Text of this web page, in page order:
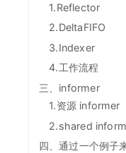
1.Reflector
2.DeltaFIFO
3.Indexer
4.工作流程
三、informer
1.资源 informer
2.shared
四、通过一个例子